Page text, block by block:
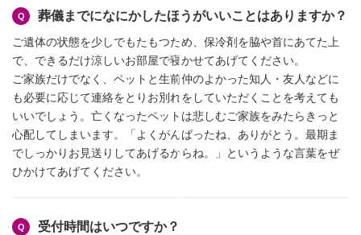
葬儀までになにかしたほうがいいことはありますか？
ご遺体の状態を少しでもたもつため、保冷剤を脇や首にあてた上
で、できるだけ涼しいお部屋で寝かせてあげてください。
ご家族だけでなく、ペットと生前仲のよかった知人・友人などに
も必要に応じて連絡をとりお別れをしていただくことを考えても
いいでしょう。亡くなったペットは悲しむご家族をみたらきっと
心配してしまいます。「よくがんばったね、ありがとう。最期ま
でしっかりお見送りしてあげるからね。」というような言葉をぜ
ひかけてあげてください。
受付時間はいつですか？